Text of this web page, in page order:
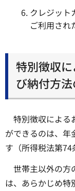
クレジット
ご利用され
特別徴収
び納付方
特別徴収による
ができるのは、年
す（所得税法第74
世帯主以外の方
は、あらかじめ特